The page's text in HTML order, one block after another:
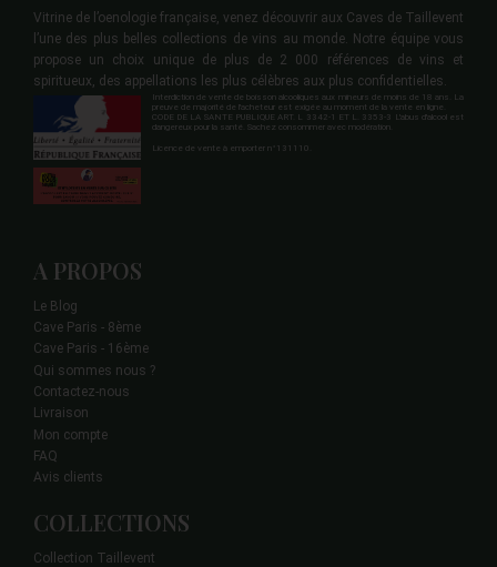
Vitrine de l’oenologie française, venez découvrir aux Caves de Taillevent
l’une des plus belles collections de vins au monde. Notre équipe vous
propose un choix unique de plus de 2 000 références de vins et
spiritueux, des appellations les plus célèbres aux plus confidentielles.
Interdiction de vente de boisson alcooliques aux mineurs de moins de 18 ans. La
preuve de majorité de l'acheteur est exigée au moment de la vente en ligne.
CODE DE LA SANTE PUBLIQUE ART. L 3342-1 ET L. 3353-3 L'abus d'alcool est
dangereux pour la santé. Sachez consommer avec modération.
Licence de vente à emporter n°131110.
A PROPOS
Le Blog
Cave Paris - 8ème
Cave Paris - 16ème
Qui sommes nous ?
Contactez-nous
Livraison
Mon compte
FAQ
Avis clients
COLLECTIONS
Collection Taillevent